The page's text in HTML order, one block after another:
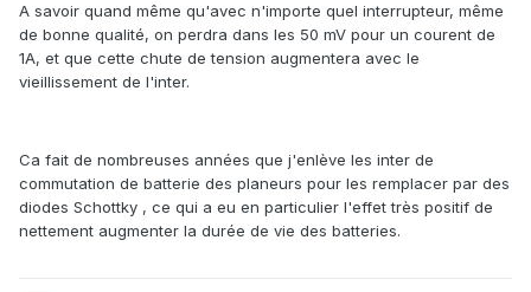
A savoir quand même qu'avec n'importe quel interrupteur, même
de bonne qualité, on perdra dans les 50 mV pour un courent de
1A, et que cette chute de tension augmentera avec le
vieillissement de l'inter.
Ca fait de nombreuses années que j'enlève les inter de
commutation de batterie des planeurs pour les remplacer par des
diodes Schottky , ce qui a eu en particulier l'effet très positif de
nettement augmenter la durée de vie des batteries.